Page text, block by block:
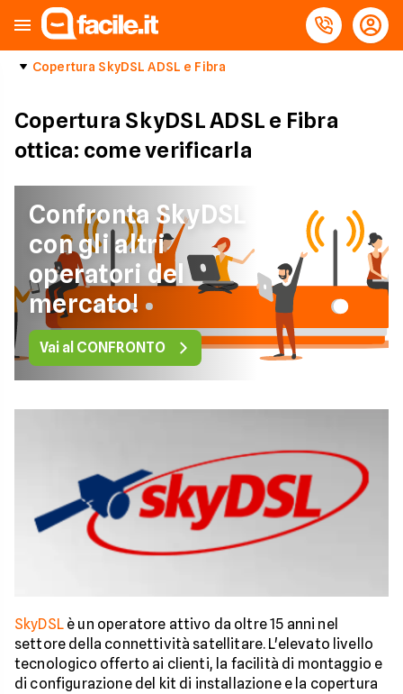
Copertura SkyDSL ADSL e Fibra
Copertura SkyDSL ADSL e Fibra
ottica: come verificarla
Confronta SkyDSL
con gli altri
operatori del
mercato!
Vai al CONFRONTO
SkyDSLè un operatore attivo da oltre 15 anni nel
settore della connettività satellitare. L'elevato livello
tecnologico offerto ai clienti, la facilità di montaggio e
di configurazione del kit di installazione e la copertura